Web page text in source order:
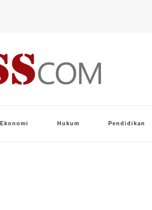
Ekonomi Hukum Pendidikan